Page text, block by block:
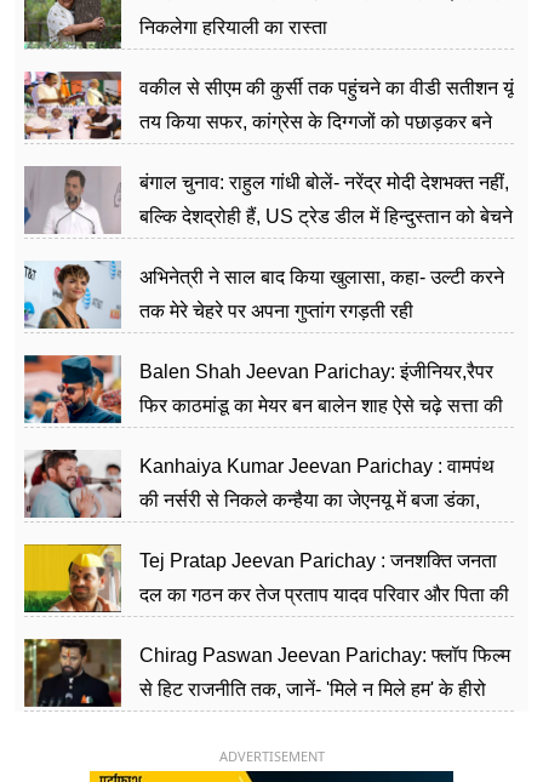
निकलेगा हरियाली का रास्ता
वकील से सीएम की कुर्सी तक पहुंचने का वीडी सतीशन यूं
तय किया सफर, कांग्रेस के दिग्गजों को पछाड़कर बने
बंगाल चुनाव: राहुल गांधी बोलें- नरेंद्र मोदी देशभक्त नहीं,
बल्कि देशद्रोही हैं, US ट्रेड डील में हिन्दुस्तान को बेचने
अभिनेत्री ने साल बाद किया खुलासा, कहा- उल्टी करने
तक मेरे चेहरे पर अपना गुप्तांग रगड़ती रही
Balen Shah Jeevan Parichay: इंजीनियर,रैपर
फिर काठमांडू का मेयर बन बालेन शाह ऐसे चढ़े सत्ता की
Kanhaiya Kumar Jeevan Parichay : वामपंथ
की नर्सरी से निकले कन्हैया का जेएनयू में बजा डंका,
Tej Pratap Jeevan Parichay : जनशक्ति जनता
दल का गठन कर तेज प्रताप यादव परिवार और पिता की
Chirag Paswan Jeevan Parichay: फ्लॉप फिल्म
से हिट राजनीति तक, जानें- 'मिले न मिले हम' के हीरो
ADVERTISEMENT